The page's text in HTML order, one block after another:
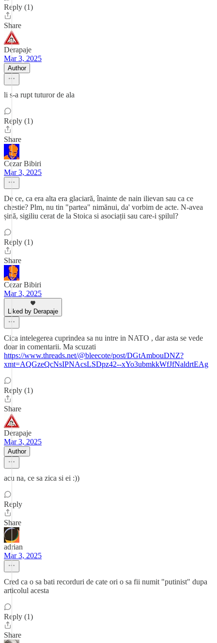
Reply (1)
Share
Derapaje
Mar 3, 2025
Author
li s-a rupt tuturor de ala
Reply (1)
Share
Cezar Bibiri
Mar 3, 2025
De ce, ca era alta era glaciară, înainte de nain ilievan sau ca ce
chestie? Plm, nu tin "partea" nimănui, da' vorbim de acte. N-avea
șină, sigiliu cerat de la Stoica si asociații sau care-i șpilul?
Reply (1)
Share
Cezar Bibiri
Mar 3, 2025
Liked by Derapaje
Cica intelegerea cuprindea sa nu intre in NATO , dar asta se vede
doar in comentarii. Ma scuzati
https://www.threads.net/@bleecote/post/DGtAmbouDNZ?
xmt=AQGzeQcNsIPNAcsLSDpz42--xYo3ubmkkWfJfNaldrtEAg
Reply (1)
Share
Derapaje
Mar 3, 2025
Author
acu na, ce sa zica si ei :))
Reply
Share
adrian
Mar 3, 2025
Cred ca o sa bati recorduri de cate ori o sa fii numit "putinist" dupa
articolul acesta
Reply (1)
Share